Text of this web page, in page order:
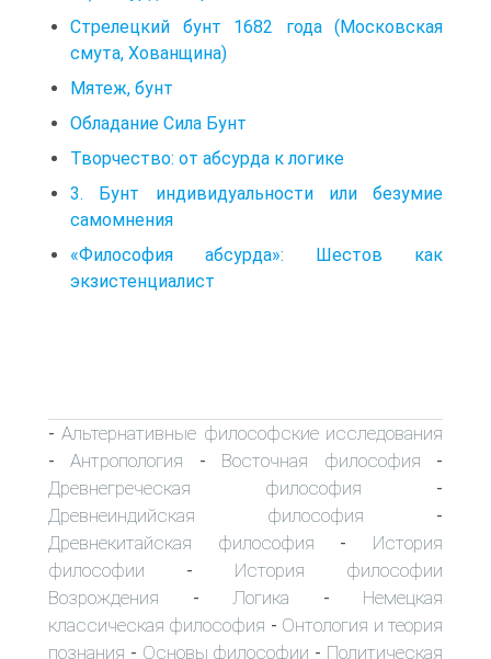
Стрелецкий бунт 1682 года (Московская
смута, Хованщина)
Мятеж, бунт
Обладание Сила Бунт
Творчество: от абсурда к логике
3. Бунт индивидуальности или безумие
самомнения
«Философия абсурда»: Шестов как
экзистенциалист
-Альтернативные философские исследования
-Антропология - Восточная философия -
Древнегреческая философия -
Древнеиндийская философия -
Древнекитайская философия - История
философии - История философии
Возрождения - Логика - Немецкая
классическая философия - Онтология и теория
познания - Основы философии - Политическая